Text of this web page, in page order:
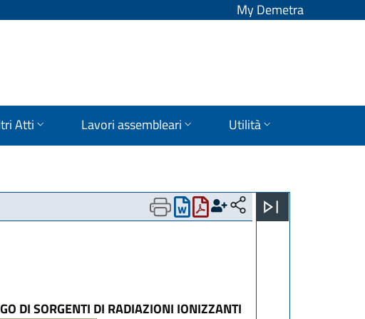
My Demetra
Atti Lavori assembleari Utilità
DI SORGENTI DI RADIAZIONI IONIZZANTI